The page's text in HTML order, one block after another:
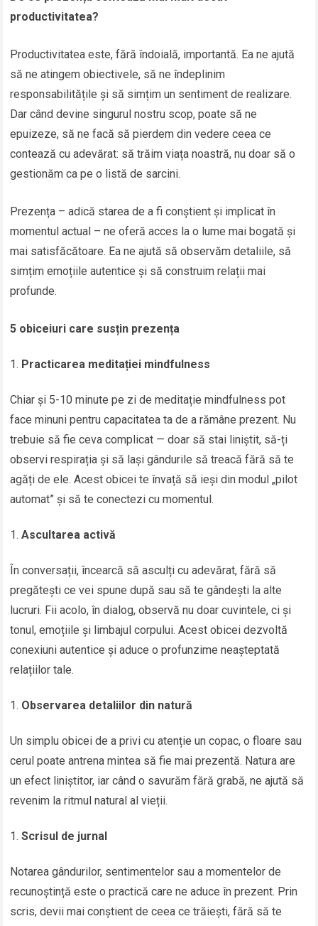
productivitatea?
Productivitatea este, fără îndoială, importantă. Ea ne ajută
să ne atingem obiectivele, să ne îndeplinim
responsabilitățile și să simțim un sentiment de realizare.
Dar când devine singurul nostru scop, poate să ne
epuizeze, să ne facă să pierdem din vedere ceea ce
contează cu adevărat: să trăim viața noastră, nu doar să o
gestionăm ca pe o listă de sarcini.
Prezența – adică starea de a fi conștient și implicat în
momentul actual – ne oferă acces la o lume mai bogată și
mai satisfăcătoare. Ea ne ajută să observăm detaliile, să
simțim emoțiile autentice și să construim relații mai
profunde.
5 obiceiuri care susțin prezența
Practicarea meditației mindfulness
Chiar și 5-10 minute pe zi de meditație mindfulness pot
face minuni pentru capacitatea ta de a rămâne prezent. Nu
trebuie să fie ceva complicat — doar să stai liniștit, să-ți
observi respirația și să lași gândurile să treacă fără să te
agăți de ele. Acest obicei te învață să ieși din modul „pilot
automat” și să te conectezi cu momentul.
Ascultarea activă
În conversații, încearcă să asculți cu adevărat, fără să
pregătești ce vei spune după sau să te gândești la alte
lucruri. Fii acolo, în dialog, observă nu doar cuvintele, ci și
tonul, emoțiile și limbajul corpului. Acest obicei dezvoltă
conexiuni autentice și aduce o profunzime neașteptată
relațiilor tale.
Observarea detaliilor din natură
Un simplu obicei de a privi cu atenție un copac, o floare sau
cerul poate antrena mintea să fie mai prezentă. Natura are
un efect liniștitor, iar când o savurăm fără grabă, ne ajută să
revenim la ritmul natural al vieții.
Scrisul de jurnal
Notarea gândurilor, sentimentelor sau a momentelor de
recunoștință este o practică care ne aduce în prezent. Prin
scris, devii mai conștient de ceea ce trăiești, fără să te